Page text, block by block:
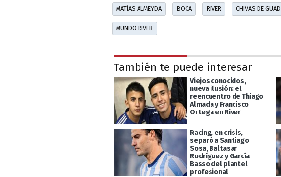
MATÍAS ALMEYDA BOCA RIVER CHIVAS DE
MUNDO RIVER
También te puede interesar
Viejos conocidos,
nueva ilusión: el
reencuentro de Thiago
Almada y Francisco
Ortega en River
Racing, en crisis,
separó a Santiago
Sosa, Baltasar
Rodríguez y García
Basso del plantel
profesional